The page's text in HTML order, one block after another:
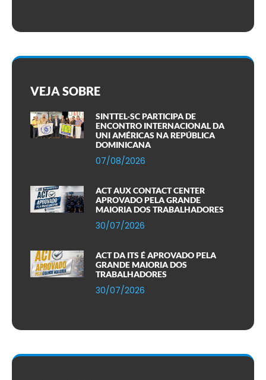
VEJA SOBRE
SINTTEL-SC PARTICIPA DE
ENCONTRO INTERNACIONAL DA
UNI AMÉRICAS NA REPÚBLICA
DOMINICANA
07/08/2026
ACT AUX CONTACT CENTER
APROVADO PELA GRANDE
MAIORIA DOS TRABALHADORES
30/07/2026
ACT DA ITS É APROVADO PELA
GRANDE MAIORIA DOS
TRABALHADORES
30/07/2026